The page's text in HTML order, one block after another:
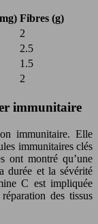
Fibres (g)
2
2.5
1.5
2
immunitaire
immunitaire. Elle
immunitaires clés
ont montré qu’une
durée et la sévérité
C est impliquée
des tissus